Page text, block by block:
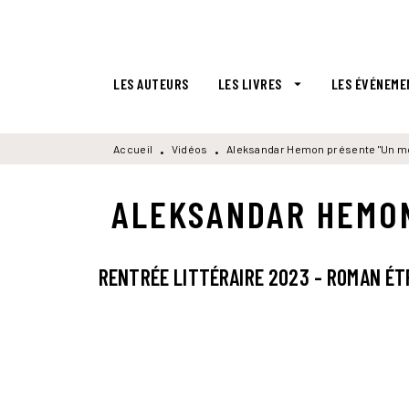
LES AUTEURS LES LIVRES arrow_drop_down LES
Accueil • Vidéos • Aleksandar Hemon présente "Un
ALEKSANDAR
RENTRÉE LITTÉRAIRE 2023 - ROMAN